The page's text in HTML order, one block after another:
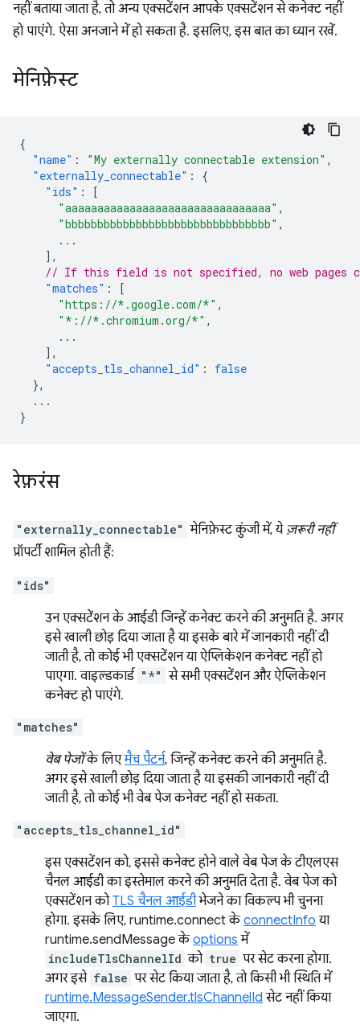
नहीं बताया जाता है, तो अन्य एक्सटेंशन आपके एक्सटेंशन से कनेक्ट नहीं
हो पाएंगे. ऐसा अनजाने में हो सकता है. इसलिए, इस बात का ध्यान रखें.
मेनिफ़ेस्ट
{
"name" : "My externally connectable extension" ,
"externally_connectable" :
{
"ids" :
[
"aaaaaaaaaaaaaaaaaaaaaaaaaaaaaaaa" ,
"bbbbbbbbbbbbbbbbbbbbbbbbbbbbbbbb" ,
...
],
// If this field is not specified, no web pages
"matches" :
[
"https://*.google.com/*" ,
"*://*.chromium.org/*" ,
...
],
"accepts_tls_channel_id" :
false
},
...
}
रेफ़रंस
"externally_connectable" मेनिफ़ेस्ट कुंजी में, ये ज़रूरी नहीं
प्रॉपर्टी शामिल होती हैं:
"ids"
उन एक्सटेंशन के आईडी जिन्हें कनेक्ट करने की अनुमति है. अगर
इसे खाली छोड़ दिया जाता है या इसके बारे में जानकारी नहीं दी
जाती है, तो कोई भी एक्सटेंशन या ऐप्लिकेशन कनेक्ट नहीं हो
पाएगा. वाइल्डकार्ड "*" से सभी एक्सटेंशन और ऐप्लिकेशन
कनेक्ट हो पाएंगे.
"matches"
वेब पेजोंके लिएमैच पैटर्न, जिन्हें कनेक्ट करने की अनुमति है.
अगर इसे खाली छोड़ दिया जाता है या इसकी जानकारी नहीं दी
जाती है, तो कोई भी वेब पेज कनेक्ट नहीं हो सकता.
"accepts_tls_channel_id"
इस एक्सटेंशन को, इससे कनेक्ट होने वाले वेब पेज के टीएलएस
चैनल आईडी का इस्तेमाल करने की अनुमति देता है. वेब पेज को
एक्सटेंशन कोTLS चैनल आईडीभेजने का विकल्प भी चुनना
होगा. इसके लिए, runtime.connect केconnectInfo या
runtime.sendMessage केoptions में
includeTlsChannelId को true पर सेट करना होगा.
अगर इसे false पर सेट किया जाता है, तो किसी भी स्थिति में
runtime.MessageSender.tlsChannelId सेट नहीं किया
जाएगा.